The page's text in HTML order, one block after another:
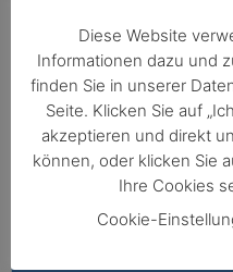
Diese Website
Informationen dazu und
finden Sie in unserer
Seite. Klicken Sie auf
akzeptieren und direkt
können, oder klicken Sie
Ihre Cookies
Cookie-